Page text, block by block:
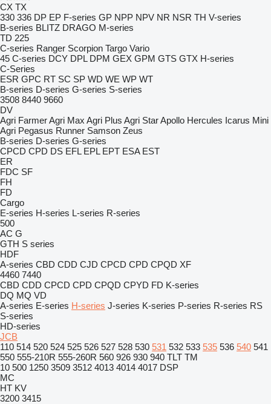
CX TX
330 336 DP EP F-series GP NPP NPV NR NSR TH V-series
B-series BLITZ DRAGO M-series
TD 225
C-series Ranger Scorpion Targo Vario
45 C-series DCY DPL DPM GEX GPM GTS GTX H-series
C-Series
ESR GPC RT SC SP WD WE WP WT
B-series D-series G-series S-series
3508 8440 9660
DV
Agri FarmerAgri Max Agri Plus Agri StarApollo Hercules Icarus Mini
Agri Pegasus Runner Samson Zeus
B-series D-series G-series
CPCD CPD DS EFL EPL EPT ESA EST
ER
FDC SF
FH
FD
Cargo
E-series H-series L-series R-series
500
AC G
GTH S series
HDF
A-series CBD CDD CJD CPCD CPD CPQD XF
4460 7440
CBD CDD CPCD CPD CPQD CPYD FD K-series
DQ MQ VD
A-series E-series H-series J-series K-series P-series R-series RS
S-series
HD-series
JCB
110 514 520 524 525 526 527 528 530 531 532 533 535 536 540 541
550 555-210R 555-260R 560 926 930 940 TLT TM
10 500 1250 3509 3512 4013 4014 4017 DSP
MC
HT KV
3200 3415